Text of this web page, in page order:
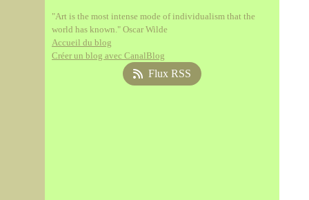
"Art is the most intense mode of individualism that the
world has known." Oscar Wilde
Accueil du blog
Créer un blog avec CanalBlog
Flux RSS